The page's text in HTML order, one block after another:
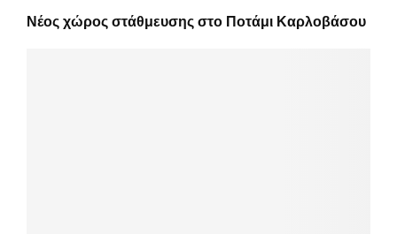
Νέος χώρος στάθμευσης στο Ποτάμι Καρλοβάσου